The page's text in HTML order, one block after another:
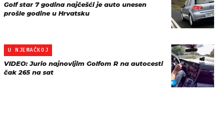
Golf star 7 godina najčešći je auto unesen
prošle godine u Hrvatsku
U NJEMAČKOJ
VIDEO: Jurio najnovijim Golfom R na autocesti
čak 265 na sat